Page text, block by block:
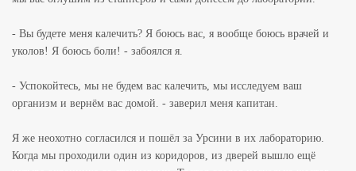
- Вы будете меня калечить? Я боюсь вас, я вообще боюсь врачей и
уколов! Я боюсь боли! - забоялся я.
- Успокойтесь, мы не будем вас калечить, мы исследуем ваш
организм и вернём вас домой. - заверил меня капитан.
Я же неохотно согласился и пошёл за Урсини в их лабораторию.
Когда мы проходили один из коридоров, из дверей вышло ещё